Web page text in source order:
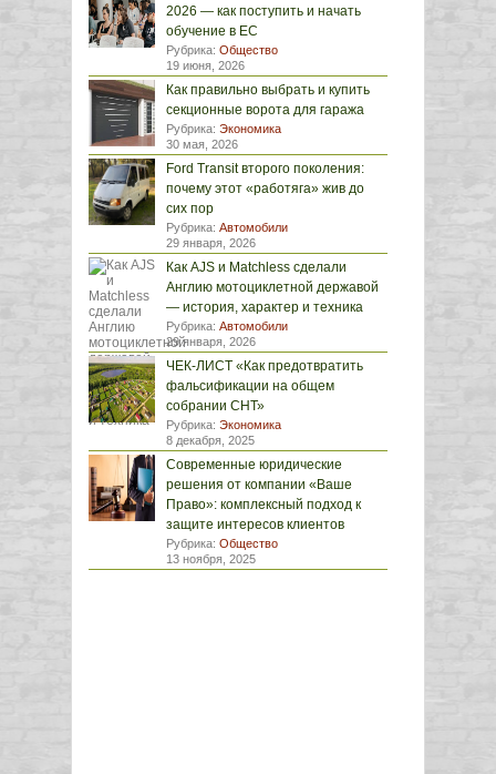
2026 — как поступить и начать
обучение в ЕС
Рубрика: Общество
19 июня, 2026
Как правильно выбрать и купить
секционные ворота для гаража
Рубрика: Экономика
30 мая, 2026
Ford Transit второго поколения:
почему этот «работяга» жив до
сих пор
Рубрика: Автомобили
29 января, 2026
Как AJS и Matchless сделали
Англию мотоциклетной державой
— история, характер и техника
Рубрика: Автомобили
29 января, 2026
ЧЕК-ЛИСТ «Как предотвратить
фальсификации на общем
собрании СНТ»
Рубрика: Экономика
8 декабря, 2025
Современные юридические
решения от компании «Ваше
Право»: комплексный подход к
защите интересов клиентов
Рубрика: Общество
13 ноября, 2025